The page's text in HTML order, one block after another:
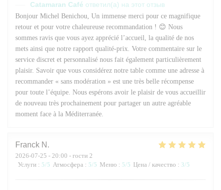
Catamaran Café ответил(а) на этот отзыв
Bonjour Michel Benichou, Un immense merci pour ce magnifique
retour et pour votre chaleureuse recommandation ! 😊 Nous
sommes ravis que vous ayez apprécié l’accueil, la qualité de nos
mets ainsi que notre rapport qualité-prix. Votre commentaire sur le
service discret et personnalisé nous fait également particulièrement
plaisir. Savoir que vous considérez notre table comme une adresse à
recommander « sans modération » est une très belle récompense
pour toute l’équipe. Nous espérons avoir le plaisir de vous accueillir
de nouveau très prochainement pour partager un autre agréable
moment face à la Méditerranée.
Franck N
2026-07-25 - 20:00 - гости 2
Услуги : 5/5 Атмосфера : 5/5 Меню : 5/5 Цена / качество : 3/5